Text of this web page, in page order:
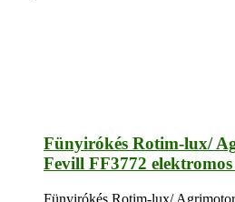
Fünyirókés Rotim-lux/
Fevill FF3772
Fünyirókés Rotim-lux/